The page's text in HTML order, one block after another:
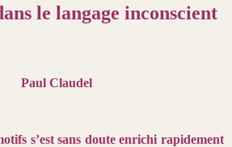
le langage inconscient
Claudel
s’est sans doute enrichi rapidement